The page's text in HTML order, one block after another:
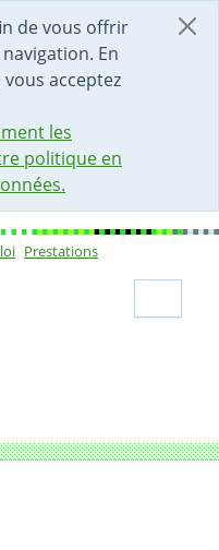
de vous offrir
En
acceptez
les
politique en
Prestations
vaudoise?